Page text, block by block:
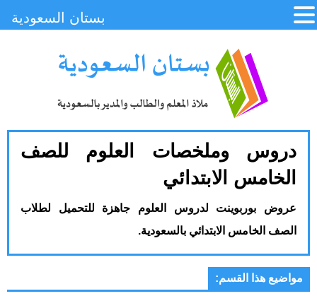
دروس وملخصات العلوم للصف
الخامس الابتدائي
عروض بوربوينت لدروس العلوم جاهزة للتحميل لطلاب
الصف الخامس الابتدائي بالسعودية.
مواضيع هذا القسم:
بستان السعودية